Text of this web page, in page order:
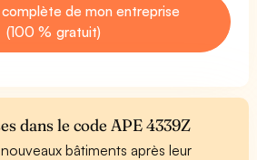
complète de mon entreprise
(100 % gratuit)
dans le code APE 4339Z
bâtiments après leur